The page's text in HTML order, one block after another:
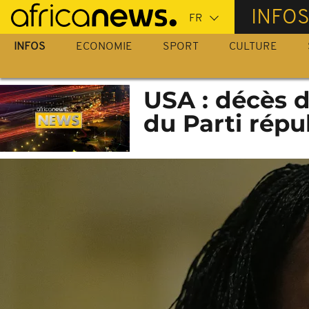
Passer
au
contenu
INFOS
INFOS ECONOMIE SPORT CULTURE
USA : décès
du Parti